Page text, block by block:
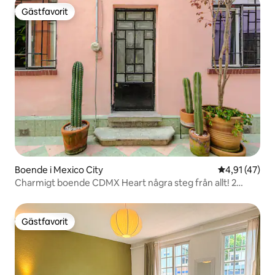
Gästfavorit
Gästfavorit
Boende i Mexico City 4,91 av 5 i
4,91 (47)
Charmigt boende CDMX Heart några steg från allt! 2
Gästfavorit
Gästfavorit